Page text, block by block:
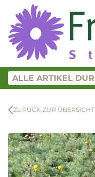
ZURÜCK ZUR ÜBERSICHT